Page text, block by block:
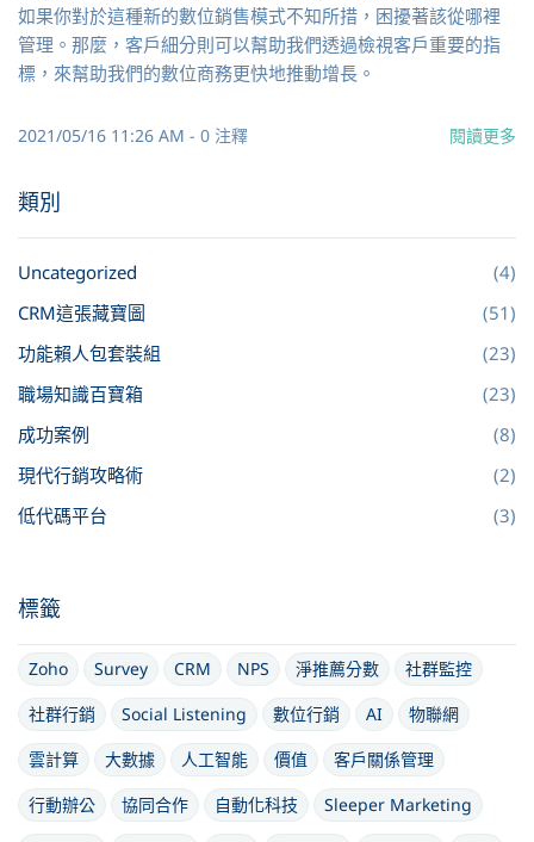
如果你對於這種新的數位銷售模式不知所措，困擾著該從哪裡
管理。那麼，客戶細分則可以幫助我們透過檢視客戶重要的指
標，來幫助我們的數位商務更快地推動增長。
2021/05/16 11:26 AM - 0 注釋 閱讀更多
類別
Uncategorized
(4)
CRM這張藏寶圖
(51)
功能賴人包套裝組
(23)
職場知識百寶箱
(23)
成功案例
(8)
現代行銷攻略術
(2)
低代碼平台
(3)
標籤
Zoho Survey CRM NPS 淨推薦分數
社群監控
社群行銷
Social Listening 數位行銷 AI
物聯網
雲計算
大數據 人工智能 價值
客戶關係管理
行動辦公
協同合作 自動化科技
Sleeper Marketing